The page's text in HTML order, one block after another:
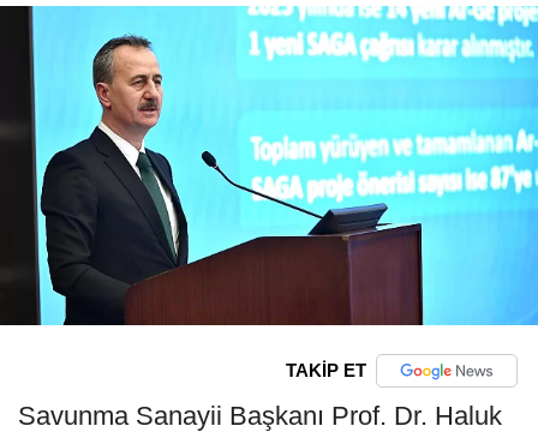
TAKİP ET
Savunma Sanayii Başkanı Prof. Dr. Haluk